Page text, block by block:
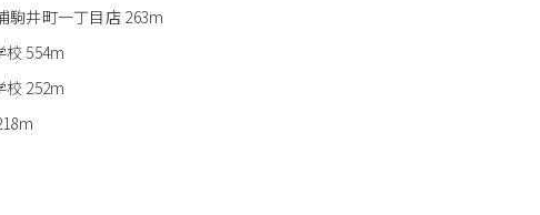
駒井町一丁目店 263m
554m
252m